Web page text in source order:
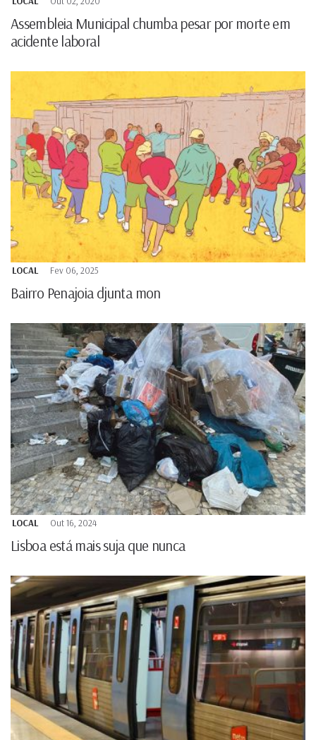
Assembleia Municipal chumba pesar por morte em
acidente laboral
LOCAL Fev 06, 2025
Bairro Penajoia djunta mon
LOCAL Out 16, 2024
Lisboa está mais suja que nunca